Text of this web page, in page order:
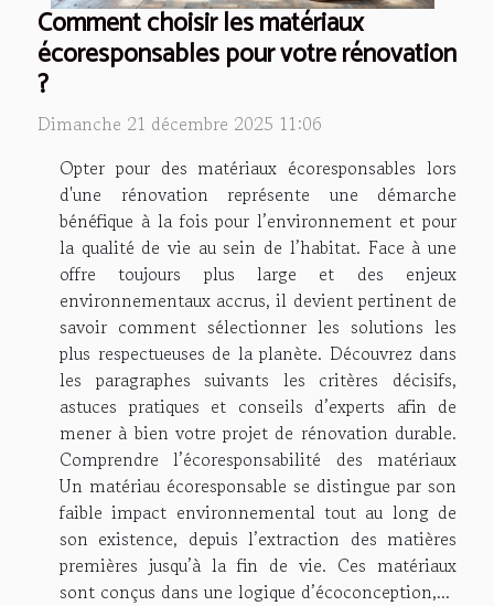
Comment choisir les matériaux
écoresponsables pour votre rénovation
?
Dimanche 21 décembre 2025 11:06
Opter pour des matériaux écoresponsables lors
d'une rénovation représente une démarche
bénéfique à la fois pour l’environnement et pour
la qualité de vie au sein de l’habitat. Face à une
offre toujours plus large et des enjeux
environnementaux accrus, il devient pertinent de
savoir comment sélectionner les solutions les
plus respectueuses de la planète. Découvrez dans
les paragraphes suivants les critères décisifs,
astuces pratiques et conseils d’experts afin de
mener à bien votre projet de rénovation durable.
Comprendre l’écoresponsabilité des matériaux
Un matériau écoresponsable se distingue par son
faible impact environnemental tout au long de
son existence, depuis l’extraction des matières
premières jusqu’à la fin de vie. Ces matériaux
sont conçus dans une logique d’écoconception,...